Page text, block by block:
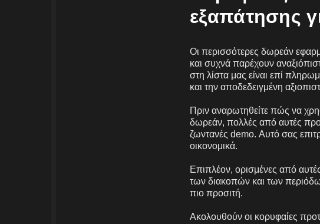
εξαπάτησης
Οι περισσότερες δωρεάν
και συχνά παρέχουν
στη λίστα μας είναι επί
και την αποδεδειγμένη
Πριν αναρωτηθείτε πώς να
δωρεάν, πολλές από αυτές
ζωντανές demo. Αυτό σας
οικονομικά.
Επιπλέον, ορισμένες από
των διακοπών και των
πιο προσιτή.
Ακολουθούν οι κορυφαίες